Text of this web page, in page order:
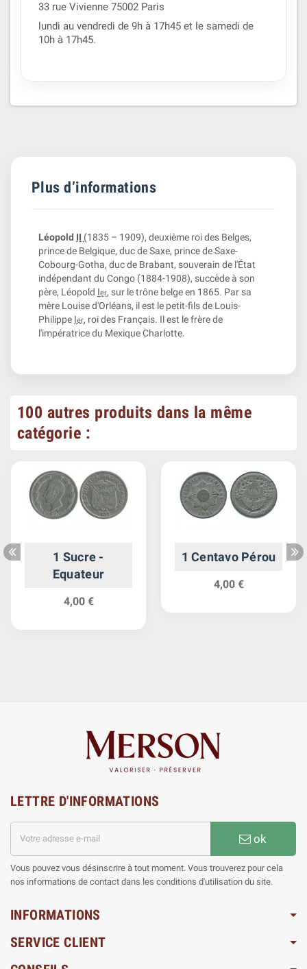
33 rue Vivienne 75002 Paris
lundi au vendredi de 9h à 17h45 et le samedi de
10h à 17h45.
Plus d’informations
Léopold II (1835 – 1909), deuxième roi des Belges,
prince de Belgique, duc de Saxe, prince de Saxe-
Cobourg-Gotha, duc de Brabant, souverain de l'État
indépendant du Congo (1884-1908), succède à son
père, Léopold Ier, sur le trône belge en 1865. Par sa
mère Louise d'Orléans, il est le petit-fils de Louis-
Philippe Ier, roi des Français. Il est le frère de
l'impératrice du Mexique Charlotte.
100 autres produits dans la même
catégorie :
1 Sucre -
Equateur
4,00 €
1 Centavo Pérou
4,00 €
LETTRE D'INFORMATIONS
ok
Vous pouvez vous désinscrire à tout moment. Vous trouverez pour cela
nos informations de contact dans les conditions d'utilisation du site.
INFORMATIONS
SERVICE CLIENT